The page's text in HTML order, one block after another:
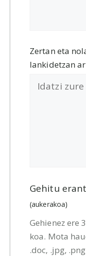
Zertan eta
lankidetzan
Gehitu
(aukerakoa)
Gehienez ere
koa. Mota
.doc, .jpg,